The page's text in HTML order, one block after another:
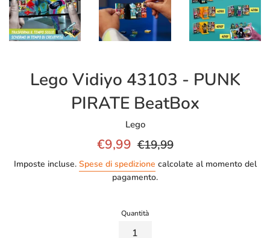
Lego Vidiyo 43103 - PUNK
PIRATE BeatBox
Lego
Prezzo
€9,99 Prezzo
listino
€19,99
Imposte incluse. Spese di spedizione calcolate al momento del
pagamento.
Quantità